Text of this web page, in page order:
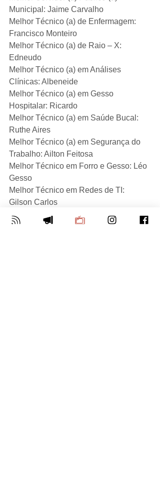
Municipal: Jaime Carvalho
Melhor Técnico (a) de Enfermagem:
Francisco Monteiro
Melhor Técnico (a) de Raio – X:
Edneudo
Melhor Técnico (a) em Análises
Clínicas: Albeneide
Melhor Técnico (a) em Gesso
Hospitalar: Ricardo
Melhor Técnico (a) em Saúde Bucal:
Ruthe Aires
Melhor Técnico (a) em Segurança do
Trabalho: Ailton Feitosa
Melhor Técnico em Forro e Gesso: Léo
Gesso
Melhor Técnico em Redes de TI:
Gilson Carlos
Melhor Técnico em Sonorização:
Douglas Pereira